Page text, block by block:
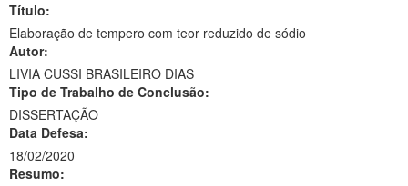
Ministério da Saúde
Ministério da Ciência, Tecnologia, Inovações e Comunicações
Ministério do Meio Ambiente
Ministério do Turismo
Título:
Elaboração de tempero com teor reduzido de sódio
Autor:
LIVIA CUSSI BRASILEIRO DIAS
Tipo de Trabalho de Conclusão:
DISSERTAÇÃO
Data Defesa:
18/02/2020
Resumo: